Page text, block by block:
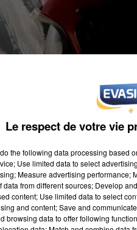
Le respect de votre vie
do the following data processing based
Use limited data to select
Measure advertising performance;
data from different sources; Develop
content; Use limited data to select
and content; Save and
browsing data to offer following